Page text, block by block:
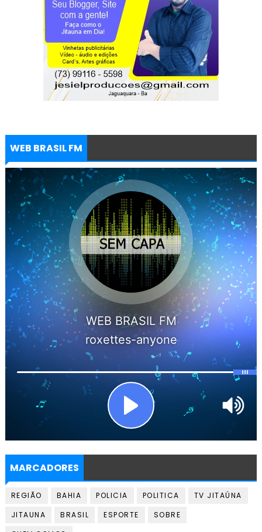
WEB BRASIL FM
MARCADORES
REGIÃO BAHIA POLICIA POLITICA
TV JITAÚNA
JITAUNA
BRASIL ESPORTE
SOBRE